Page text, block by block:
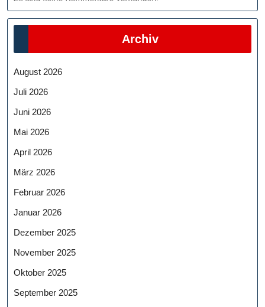
Archiv
August 2026
Juli 2026
Juni 2026
Mai 2026
April 2026
März 2026
Februar 2026
Januar 2026
Dezember 2025
November 2025
Oktober 2025
September 2025